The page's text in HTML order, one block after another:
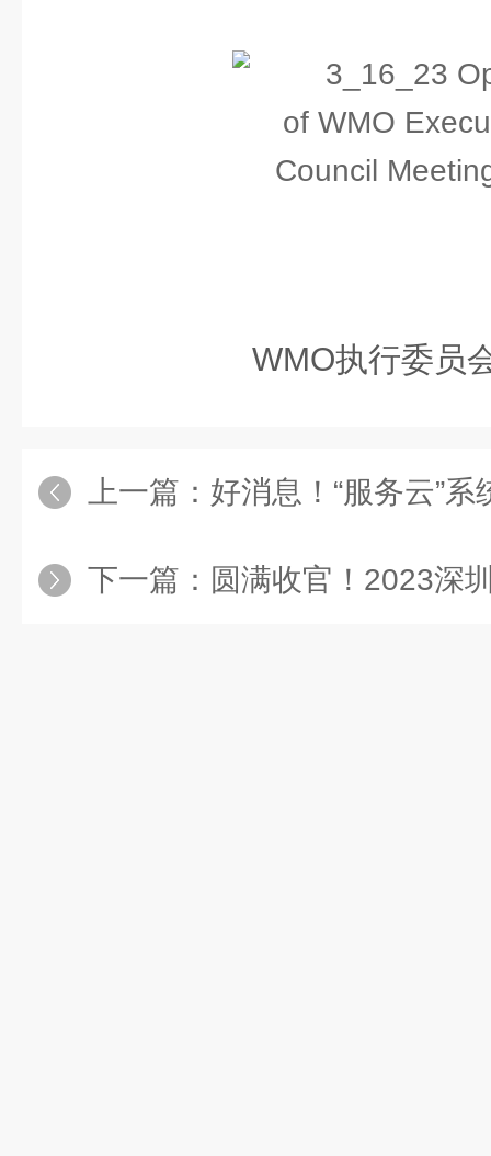
WMO执行委员
上一篇： 好消息！“服务云”
下一篇： 圆满收官！2023深